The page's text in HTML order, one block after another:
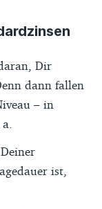
Dir
dann fallen
– in
ist,